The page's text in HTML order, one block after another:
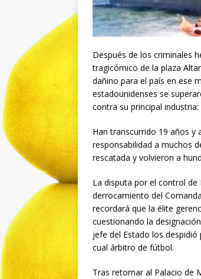
Después de los criminales
tragicómico de la plaza
dañino para el país en ese
estadounidenses se
contra su principal
Han transcurrido 19 años y
responsabilidad a muchos
rescatada y volvieron a
La disputa por el control de
derrocamiento del
recordará que la élite
cuestionando la
jefe del Estado los
cual árbitro de fútbol.
Tras retornar al Palacio de